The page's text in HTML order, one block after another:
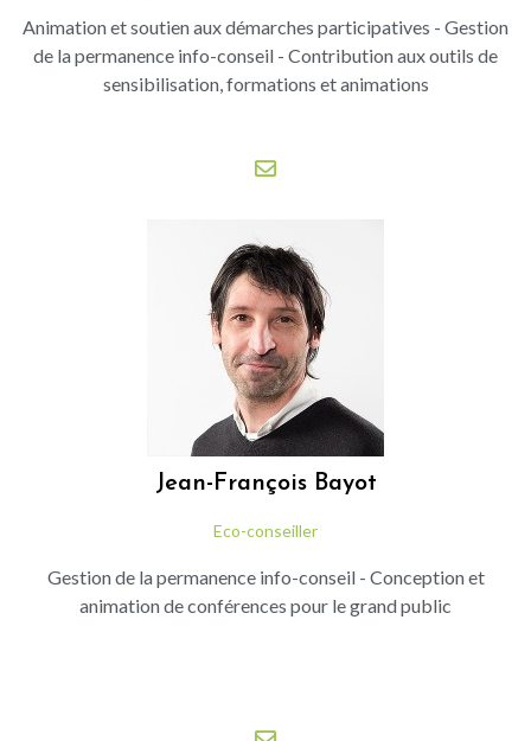
Animation et soutien aux démarches participatives - Gestion
de la permanence info-conseil - Contribution aux outils de
sensibilisation, formations et animations
Jean-FrançoisBayot
Eco-conseiller
Gestion de la permanence info-conseil - Conception et
animation de conférences pour le grand public